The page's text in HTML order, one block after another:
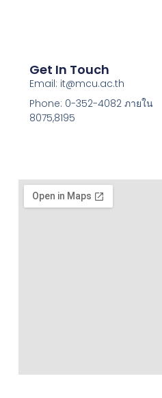
Get In Touch
Email: it@mcu.ac.th
Phone: 0-352-4082 ภายใน
8075,8195